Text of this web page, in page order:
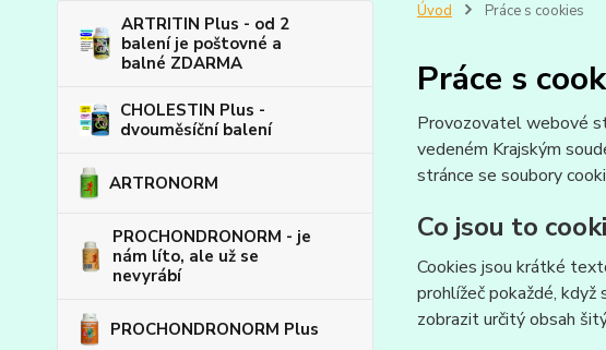
ARTRITIN Plus - od 2
balení je poštovné a
balné ZDARMA
CHOLESTIN Plus -
dvouměsíční balení
ARTRONORM
PROCHONDRONORM - je
nám líto, ale už se
nevyrábí
PROCHONDRONORM Plus
Úvod Práce s cookies
Práce s
Provozovatel webové
vedeném Krajským
stránce se soubory
Co jsou to
Cookies jsou krátké
prohlížeč pokaždé,
zobrazit určitý obsah